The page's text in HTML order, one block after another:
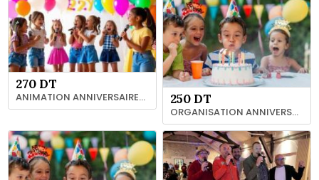
270 DT
ANIMATION ANNIVERSAIRES ET FETES 93 769 763 TUNIS 250 DT
ORGANISATION ANNIVERSAIRES GRAND TUNIS 93 769 763